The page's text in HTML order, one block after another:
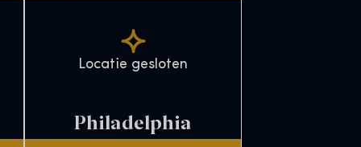
Locatie gesloten
Philadelphia